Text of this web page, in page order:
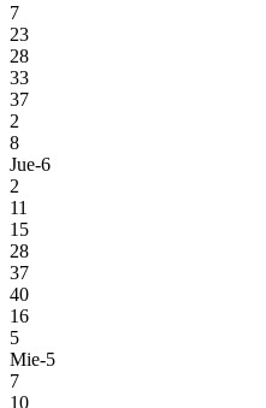
7
23
28
33
37
2
8
Jue-6
2
11
15
28
37
40
16
5
Mie-5
7
10